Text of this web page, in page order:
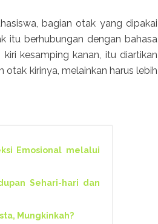
bagian otak yang dipakai
itu berhubungan dengan bahasa
kesamping kanan, itu diartikan
kirinya, melainkan harus lebih
Emosional melalui
Sehari-hari dan
Mungkinkah?